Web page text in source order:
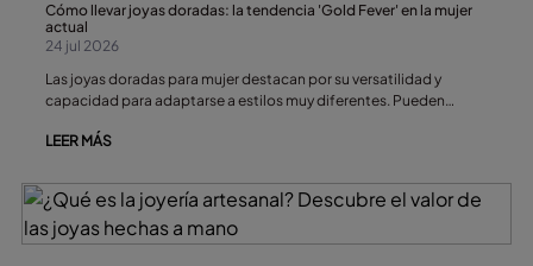
Cómo llevar joyas doradas: la tendencia 'Gold Fever' en la mujer
actual
24 jul 2026
Las joyas doradas para mujer destacan por su versatilidad y
capacidad para adaptarse a estilos muy diferentes. Pueden
minimalista o mediante la técnica del layering, y seguir siendo una
LEER MÁS